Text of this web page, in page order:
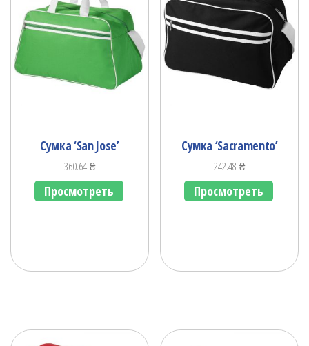
Сумка ‘San Jose’
360.64₴
Просмотреть
Сумка ‘Sacramento’
242.48₴
Просмотреть